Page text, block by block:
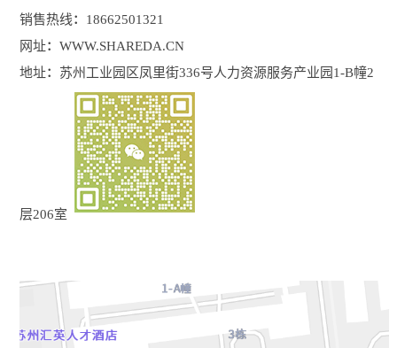
销售热线：18662501321
网址：WWW.SHAREDA.CN
地址：苏州工业园区凤里街336号人力资源服务产业园1-B幢2
层206室